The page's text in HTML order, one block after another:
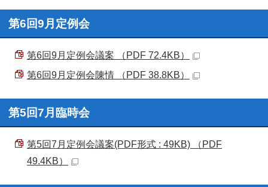
第6回9月定例会
第6回9月定例会議案 （PDF 72.4KB）
第6回9月定例会陳情 （PDF 38.8KB）
第5回7月臨時会
第5回7月定例会議案(PDF形式 : 49KB) （PDF
49.4KB）